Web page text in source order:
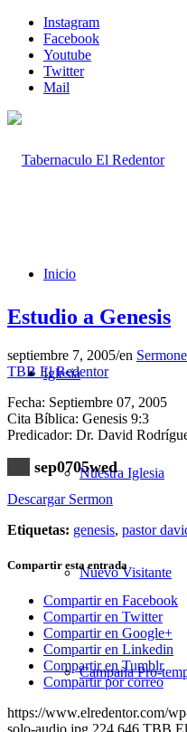
Instagram
Facebook
Youtube
Twitter
Mail
Inicio
Iglesia
Nuestra Iglesia
Nuevo Visitante
Campaña Pro-
Estudio a Genesis
septiembre 7, 2005/en
TBB El Redentor
Fecha: Septiembre 07, 2005
Cita Bíblica: Genesis 9:3
Predicador: Dr. David
sep0705wed
Descargar Sermon
Etiquetas: genesis, pastor
Compartir esta entrada
Compartir en Facebook
Compartir en Twitter
Compartir en Google+
Compartir en Linkedin
Compartir en Tumblr
Compartir por correo
https://www.elredentor.com/